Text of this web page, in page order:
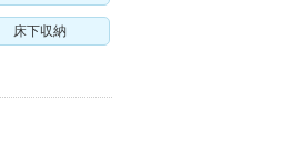
床下収納